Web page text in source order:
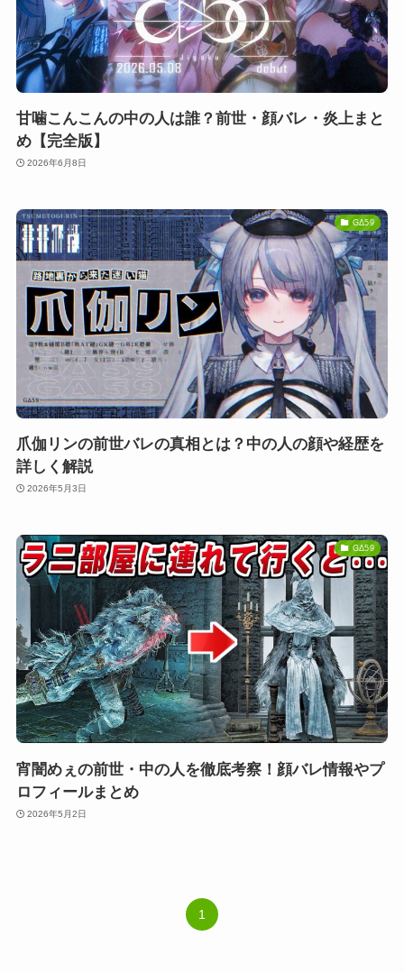
甘噛こんこんの中の人は誰？前世・顔バレ・炎上まと
め【完全版】
2026年6月8日
GΔ59
爪伽リンの前世バレの真相とは？中の人の顔や経歴を
詳しく解説
2026年5月3日
GΔ59
宵闇めぇの前世・中の人を徹底考察！顔バレ情報やプ
ロフィールまとめ
2026年5月2日
1